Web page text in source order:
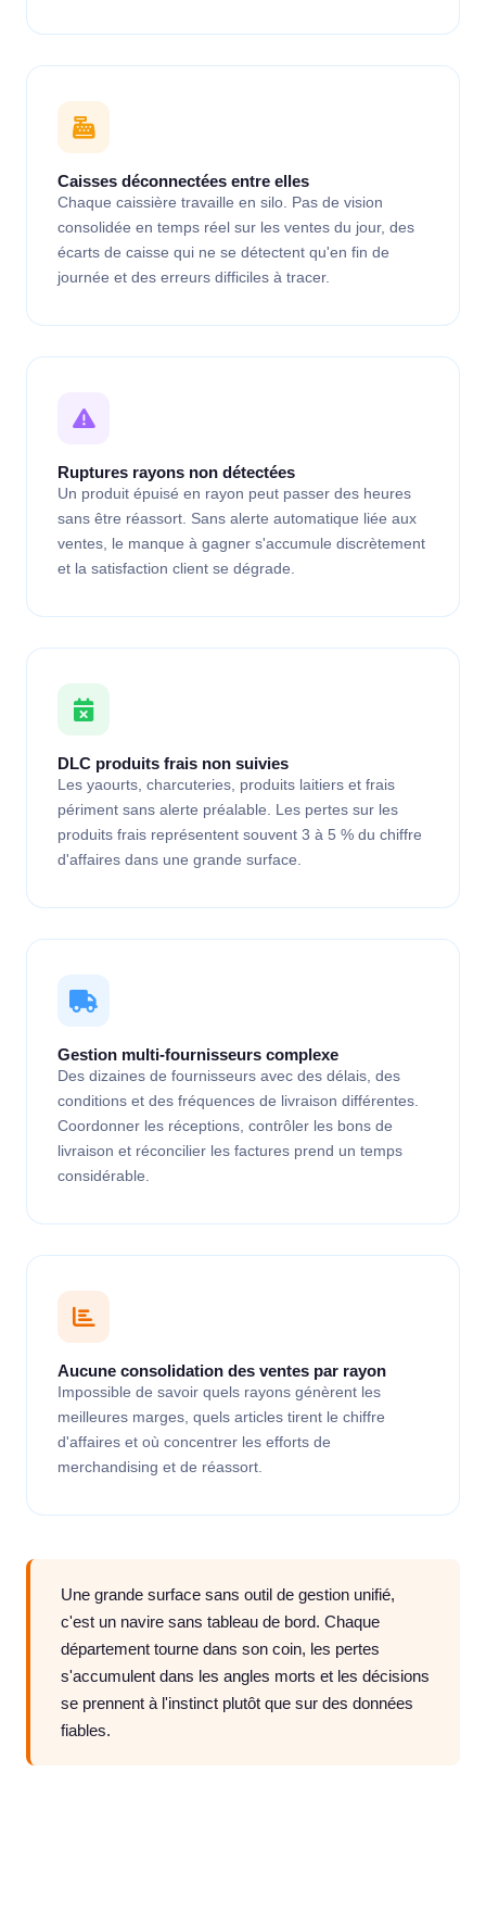
Caisses déconnectées entre elles
Chaque caissière travaille en silo. Pas de vision
consolidée en temps réel sur les ventes du jour, des
écarts de caisse qui ne se détectent qu'en fin de
journée et des erreurs difficiles à tracer.
Ruptures rayons non détectées
Un produit épuisé en rayon peut passer des heures
sans être réassort. Sans alerte automatique liée aux
ventes, le manque à gagner s'accumule discrètement
et la satisfaction client se dégrade.
DLC produits frais non suivies
Les yaourts, charcuteries, produits laitiers et frais
périment sans alerte préalable. Les pertes sur les
produits frais représentent souvent 3 à 5 % du chiffre
d'affaires dans une grande surface.
Gestion multi-fournisseurs complexe
Des dizaines de fournisseurs avec des délais, des
conditions et des fréquences de livraison différentes.
Coordonner les réceptions, contrôler les bons de
livraison et réconcilier les factures prend un temps
considérable.
Aucune consolidation des ventes par rayon
Impossible de savoir quels rayons génèrent les
meilleures marges, quels articles tirent le chiffre
d'affaires et où concentrer les efforts de
merchandising et de réassort.
Une grande surface sans outil de gestion unifié,
c'est un navire sans tableau de bord. Chaque
département tourne dans son coin, les pertes
s'accumulent dans les angles morts et les décisions
se prennent à l'instinct plutôt que sur des données
fiables.